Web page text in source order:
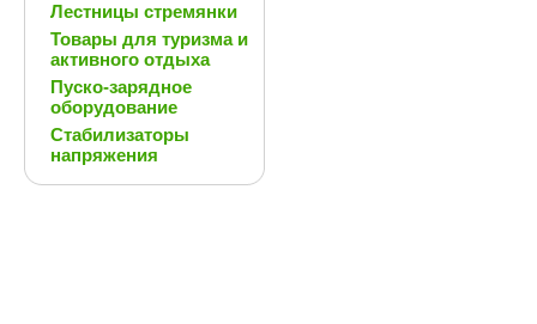
Лестницы стремянки
Товары для туризма и
активного отдыха
Пуско-зарядное
оборудование
Стабилизаторы
напряжения